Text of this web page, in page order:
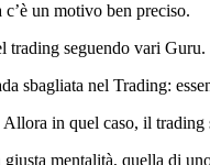
un motivo ben preciso.
trading seguendo vari Guru.
sbagliata nel Trading:
Allora in quel caso, il trading
mentalità, quella di